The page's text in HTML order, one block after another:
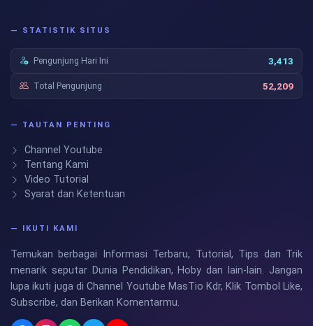
— STATISTIK SITUS
Pengunjung Hari Ini 3,413
Total Pengunjung 52,209
— TAUTAN PENTING
Channel Youtube
Tentang Kami
Video Tutorial
Syarat dan Ketentuan
— IKUTI KAMI
Temukan berbagai Informasi Terbaru, Tutorial, Tips dan Trik
menarik seputar Dunia Pendidikan, Hoby dan lain-lain. Jangan
lupa ikuti juga di Channel Youtube MasTio Kdr, Klik Tombol Like,
Subscribe, dan Berikan Komentarmu.